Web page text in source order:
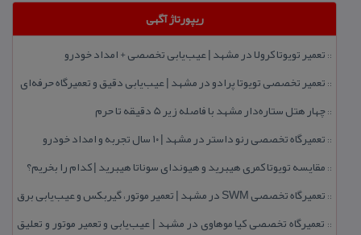
ریپورتاژ آگهی
:: تعمیر تویوتا كرولا در مشهد | عیب‌یابی تخصصی + امداد خودرو
:: تعمیر تخصصی تویوتا پرادو در مشهد | عیب‌یابی دقیق و تعمیرگاه حرفه‌ای
::چهار هتل‌ ستاره‌دار مشهد با فاصله زیر 5 دقیقه تا حرم
:: تعمیرگاه تخصصی رنو داستر در مشهد | ۱۰ سال تجربه و امداد خودرو
:: مقایسه تویوتا كمری هیبرید و هیوندای سوناتا هیبرید | كدام را بخریم؟
:: تعمیرگاه تخصصی SWM در مشهد | تعمیر موتور، گیربكس و عیب‌یابی برق
:: تعمیرگاه تخصصی كیا موهاوی در مشهد | عیب‌یابی و تعمیر موتور و تعلیق